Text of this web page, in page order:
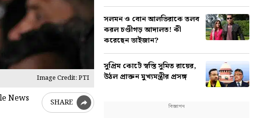
Image Credit: PTI
SHARE
সলমন ও বোন আলভিরাকে তলব
করল চণ্ডীগড় আদালত! কী
করেছেন ভাইজান?
সুপ্রিম কোর্টে স্বস্তি সুমিত রায়ের,
উঠল প্রাক্তন মুখ্যমন্ত্রীর প্রসঙ্গ